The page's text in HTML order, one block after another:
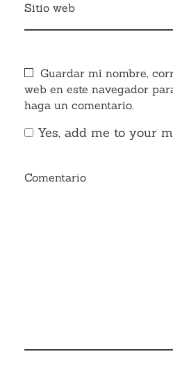
Sitio web
Guardar mi nombre,
web en este navegador
haga un comentario.
Yes, add me to your
Comentario